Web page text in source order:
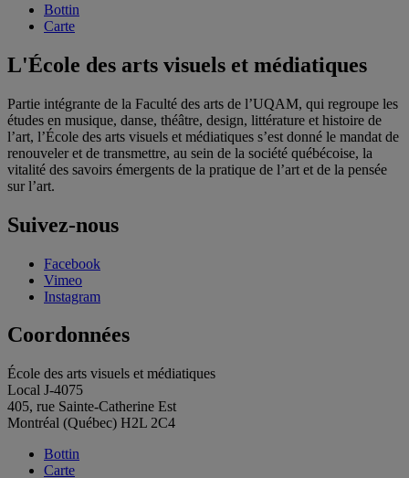
Bottin
Carte
L'École des arts visuels et médiatiques
Partie intégrante de la Faculté des arts de l’UQAM, qui regroupe les
études en musique, danse, théâtre, design, littérature et histoire de
l’art, l’École des arts visuels et médiatiques s’est donné le mandat de
renouveler et de transmettre, au sein de la société québécoise, la
vitalité des savoirs émergents de la pratique de l’art et de la pensée
sur l’art.
Suivez-nous
Facebook
Vimeo
Instagram
Coordonnées
École des arts visuels et médiatiques
Local J-4075
405, rue Sainte-Catherine Est
Montréal (Québec) H2L 2C4
Bottin
Carte